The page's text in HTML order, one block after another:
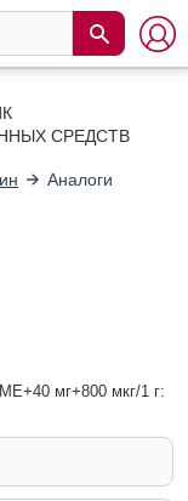
СРЕДСТВ
Аналоги
мг+800 мкг/1 г: